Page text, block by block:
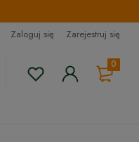
Zaloguj się Zarejestruj się
0